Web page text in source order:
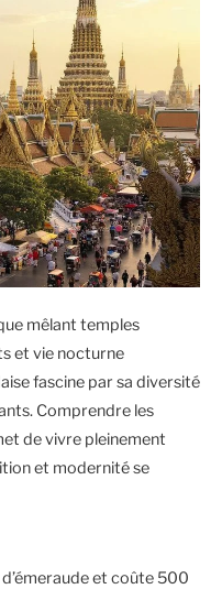
mêlant temples
et vie nocturne
fascine par sa diversité
Comprendre les
de vivre pleinement
et modernité se
et coûte 500